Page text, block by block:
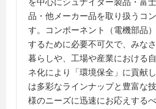
品・他メーカー品を取り扱うコ
す。コンポーネント（電機部品
するために必要不可欠で、みな
暮らしや、工場や産業における
ネ化により「環境保全」に貢献
は多彩なラインナップと豊富な
様のニーズに迅速にお応えする